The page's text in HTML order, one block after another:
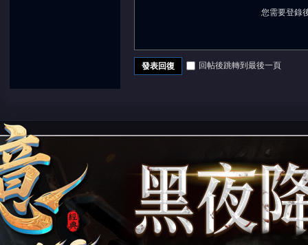
您需要登錄
發表回復 回帖後跳轉到最後一頁